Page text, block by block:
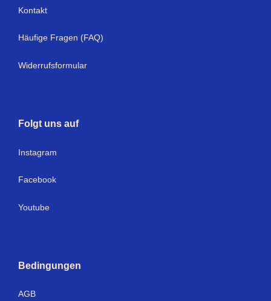
Kontakt
Häufige Fragen (FAQ)
Widerrufsformular
Folgt uns auf
Instagram
Facebook
Youtube
Bedingungen
AGB